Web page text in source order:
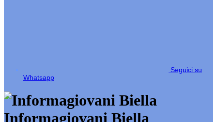
Seguici su
Whatsapp
Informagiovani Biella